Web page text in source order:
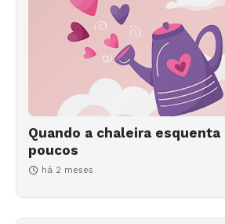
Quando a chaleira esquenta
poucos
há 2 meses